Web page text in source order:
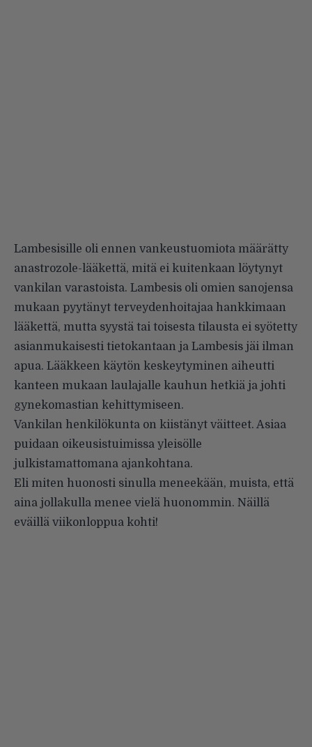
Lambesisille oli ennen vankeustuomiota määrätty
anastrozole-lääkettä, mitä ei kuitenkaan löytynyt
vankilan varastoista. Lambesis oli omien sanojensa
mukaan pyytänyt terveydenhoitajaa hankkimaan
lääkettä, mutta syystä tai toisesta tilausta ei syötetty
asianmukaisesti tietokantaan ja Lambesis jäi ilman
apua. Lääkkeen käytön keskeytyminen aiheutti
kanteen mukaan laulajalle kauhun hetkiä ja johti
gynekomastian kehittymiseen.
Vankilan henkilökunta on kiistänyt väitteet. Asiaa
puidaan oikeusistuimissa yleisölle
julkistamattomana ajankohtana.
Eli miten huonosti sinulla meneekään, muista, että
aina jollakulla menee vielä huonommin. Näillä
eväillä viikonloppua kohti!